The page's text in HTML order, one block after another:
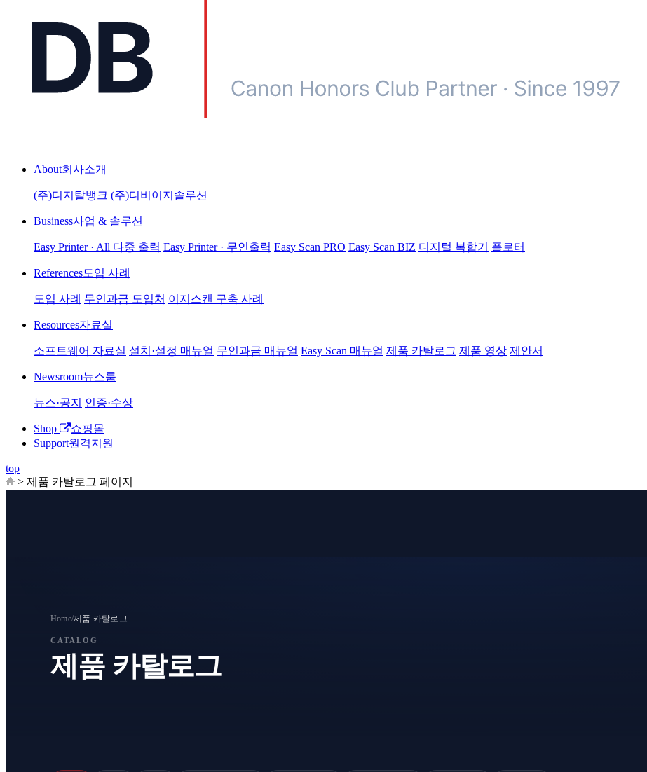
About회사소개
(주)디지탈뱅크 (주)디비이지솔루션
Business사업 & 솔루션
Easy Printer · All 다중 출력 Easy Printer · 무인출력 Easy Scan PRO Easy Scan BIZ 디지털 복합기 플로터
References도입 사례
도입 사례 무인과금 도입처 이지스캔 구축 사례
Resources자료실
소프트웨어 자료실 설치·설정 매뉴얼 무인과금 매뉴얼 Easy Scan 매뉴얼 제품 카탈로그 제품 영상 제안서
Newsroom뉴스룸
뉴스·공지 인증·수상
Shop
쇼핑몰
Support원격지원
top
> 제품 카탈로그 페이지
Home/제품 카탈로그
CATALOG
제품 카탈로그